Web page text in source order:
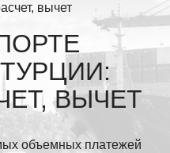
вычет
ВЫЧЕТ
объемных платежей